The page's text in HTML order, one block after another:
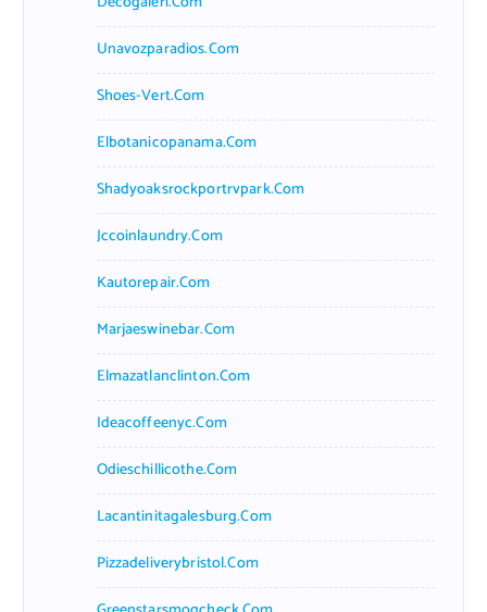
Unavozparadios.com
Shoes-Vert.com
Elbotanicopanama.com
Shadyoaksrockportrvpark.com
Jccoinlaundry.com
Kautorepair.com
Marjaeswinebar.com
Elmazatlanclinton.com
Ideacoffeenyc.com
Odieschillicothe.com
Lacantinitagalesburg.com
Pizzadeliverybristol.com